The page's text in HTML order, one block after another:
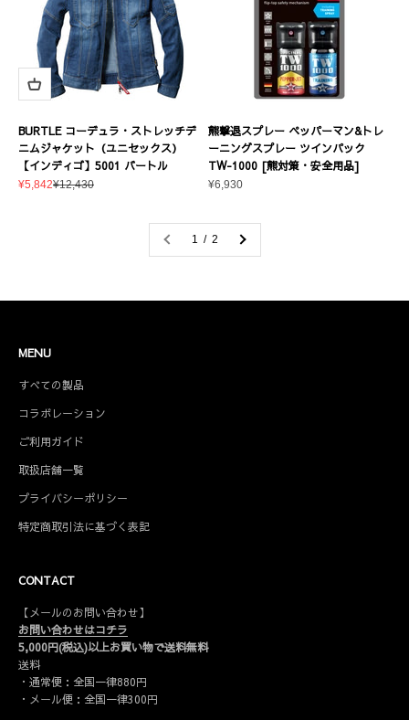
BURTLE コーデュラ・ストレッチデ
ニムジャケット（ユニセックス）
【インディゴ】5001 バートル
セール価格
¥5,842通常価格
¥12,430
熊撃退スプレー ペッパーマン&トレ
ーニングスプレー ツインパック
TW-1000 [熊対策・安全用品]
セール価格
¥6,930
1 / 2
MENU
すべての製品
コラボレーション
ご利用ガイド
取扱店舗一覧
プライバシーポリシー
特定商取引法に基づく表記
CONTACT
【メールのお問い合わせ】
お問い合わせはコチラ
5,000円(税込)以上お買い物で送料無料
送料
・通常便：全国一律880円
・メール便：全国一律300円